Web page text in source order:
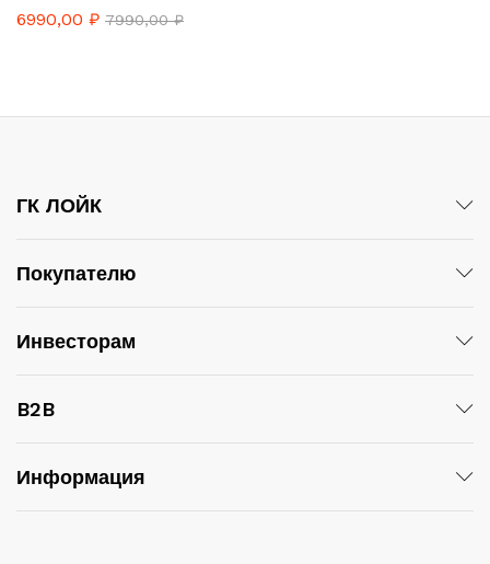
6990,00 ₽ 7990,00₽
ГК ЛОЙК
Покупателю
Инвесторам
B2B
Информация